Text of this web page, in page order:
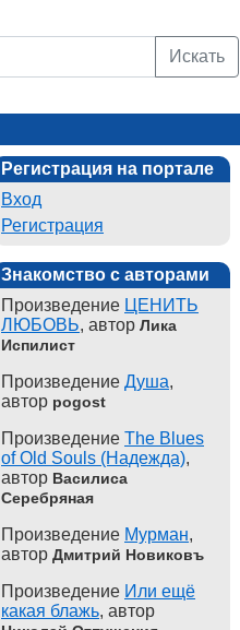
Искать
Регистрация на портале
Вход
Регистрация
Знакомство с авторами
Произведение ЦЕНИТЬ
ЛЮБОВЬ, автор Лика
Испилист
Произведение Душа,
автор pogost
Произведение The Blues
of Old Souls (Надежда),
автор Василиса
Серебряная
Произведение Мурман,
автор Дмитрий Новиковъ
Произведение Или ещё
какая блажь, автор